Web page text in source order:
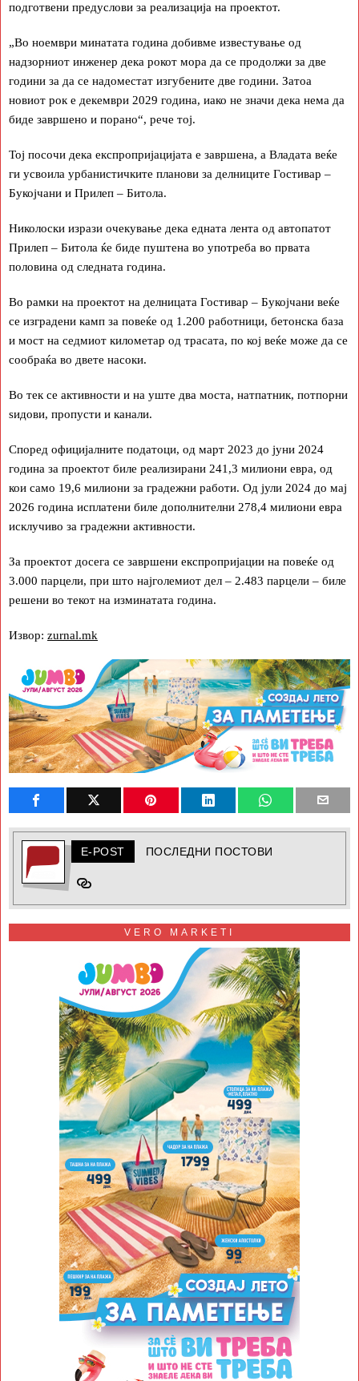
подготвени предуслови за реализација на проектот.
„Во ноември минатата година добивме известување од
надзорниот инженер дека рокот мора да се продолжи за две
години за да се надоместат изгубените две години. Затоа
новиот рок е декември 2029 година, иако не значи дека нема да
биде завршено и порано“, рече тој.
Тој посочи дека експропријацијата е завршена, а Владата веќе
ги усвоила урбанистичките планови за делниците Гостивар –
Букојчани и Прилеп – Битола.
Николоски изрази очекување дека едната лента од автопатот
Прилеп – Битола ќе биде пуштена во употреба во првата
половина од следната година.
Во рамки на проектот на делницата Гостивар – Букојчани веќе
се изградени камп за повеќе од 1.200 работници, бетонска база
и мост на седмиот километар од трасата, по кој веќе може да се
сообраќа во двете насоки.
Во тек се активности и на уште два моста, натпатник, потпорни
ѕидови, пропусти и канали.
Според официјалните податоци, од март 2023 до јуни 2024
година за проектот биле реализирани 241,3 милиони евра, од
кои само 19,6 милиони за градежни работи. Од јули 2024 до мај
2026 година исплатени биле дополнителни 278,4 милиони евра
исклучиво за градежни активности.
За проектот досега се завршени експропријации на повеќе од
3.000 парцели, при што најголемиот дел – 2.483 парцели – биле
решени во текот на изминатата година.
Извор: zurnal.mk
E-POST ПОСЛЕДНИ ПОСТОВИ
VERO MARKETI